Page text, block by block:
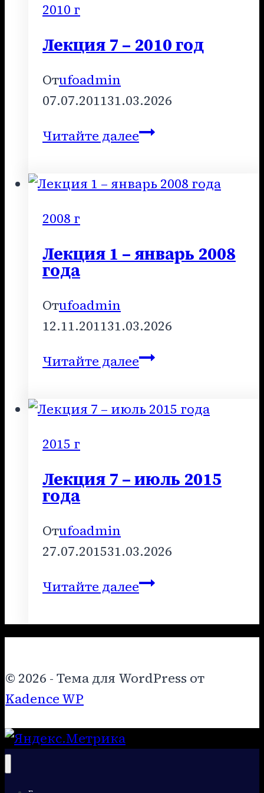
2010 г
Лекция 7 – 2010 год
Отufoadmin
07.07.201131.03.2026
Читайте далееЛекция
2010
2008 г
Лекция 1 – январь 2008
года
Отufoadmin
12.11.201131.03.2026
Читайте далееЛекция
январь
2015 г
Лекция 7 – июль 2015
года
Отufoadmin
27.07.201531.03.2026
Читайте далееЛекция
–
года
© 2026 - Тема для WordPress от
Kadence WP